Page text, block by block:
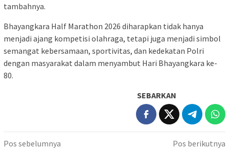
tambahnya.
Bhayangkara Half Marathon 2026 diharapkan tidak hanya
menjadi ajang kompetisi olahraga, tetapi juga menjadi simbol
semangat kebersamaan, sportivitas, dan kedekatan Polri
dengan masyarakat dalam menyambut Hari Bhayangkara ke-
80.
SEBARKAN
Navigasi
Pos sebelumnya
Pos berikutnya